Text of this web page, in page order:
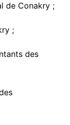
de Conakry ;
;
des